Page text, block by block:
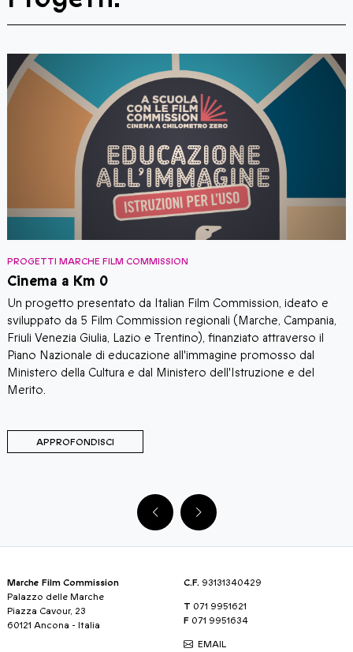
PROGETTI MARCHE FILM COMMISSION
Cinema a Km 0
Un progetto presentato da Italian Film Commission, ideato e
sviluppato da 5 Film Commission regionali (Marche, Campania,
Friuli Venezia Giulia, Lazio e Trentino), finanziato attraverso il
Piano Nazionale di educazione all'immagine promosso dal
Ministero della Cultura e dal Ministero dell'Istruzione e del
Merito.
APPROFONDISCI
Marche Film Commission
Palazzo delle Marche
Piazza Cavour, 23
60121 Ancona - Italia
C.F. 93131340429
T 071 9951621
F 071 9951634
EMAIL